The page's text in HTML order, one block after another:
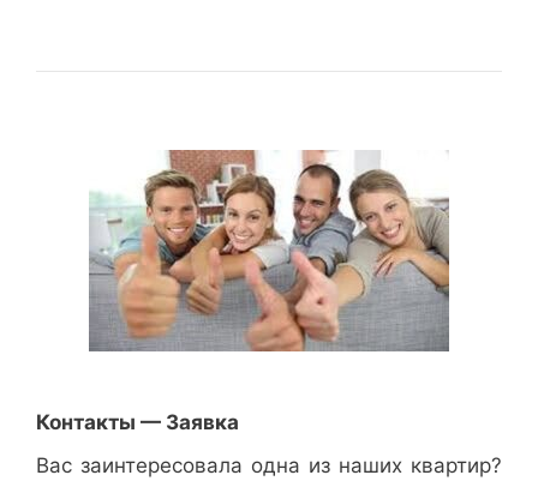
Контакты — Заявка
Вас заинтересовала одна из наших квартир?